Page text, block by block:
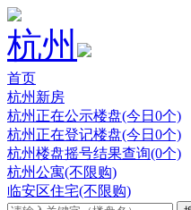
杭州
首页
杭州新房
杭州正在公示楼盘(今日0个)
杭州正在登记楼盘(今日0个)
杭州楼盘摇号结果查询(0个)
杭州公寓(不限购)
临安区住宅(不限购)